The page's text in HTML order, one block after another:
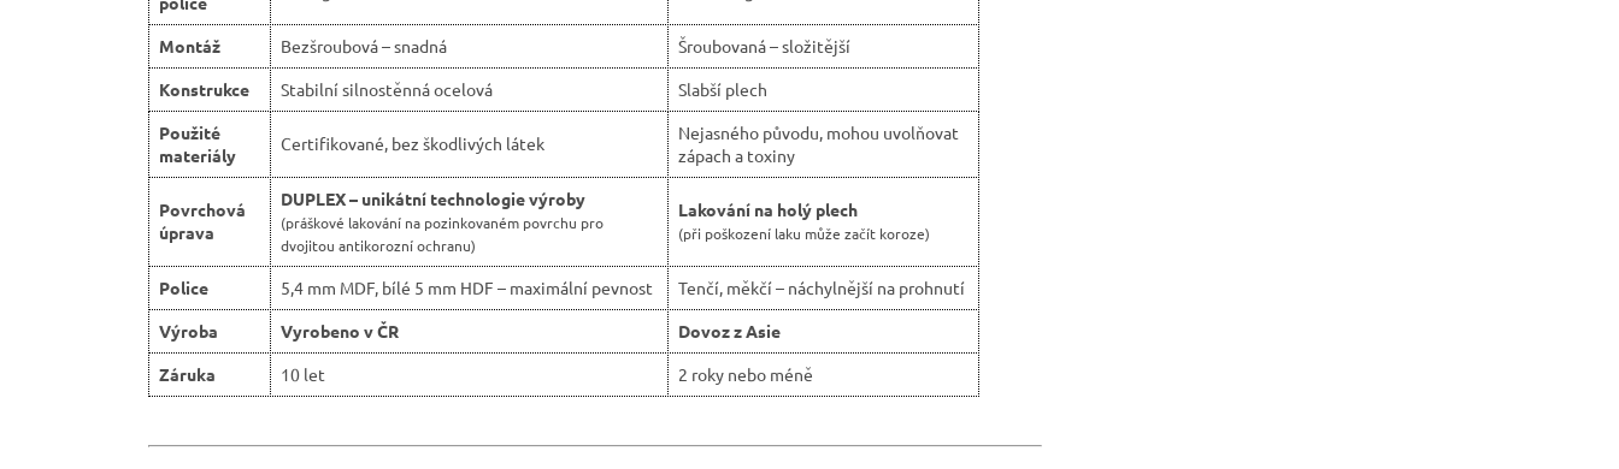
Montáž Bezšroubová – snadná
Šroubovaná – složitější
Konstrukce
Stabilní silnostěnná ocelová
Slabší plech
Použité
materiály
Certifikované, bez škodlivých látek
Nejasného původu, mohou uvolňovat
zápach a toxiny
Povrchová
úprava
DUPLEX – unikátní technologie výroby
(práškové lakování na pozinkovaném povrchu pro
dvojitou antikorozní ochranu)
Lakování na holý plech
(při poškození laku může začít koroze)
Police 5,4 mm MDF, bílé 5 mm HDF – maximální pevnost
Tenčí, měkčí – náchylnější na prohnutí
Výroba
Vyrobeno v ČR
Dovoz z Asie
Záruka
10 let 2 roky nebo méně